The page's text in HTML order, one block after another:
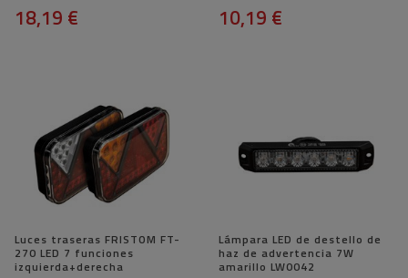
18,19 € 10,19 €
Luces traseras FRISTOM FT-
270 LED 7 funciones
izquierda+derecha
Lámpara LED de destello de
haz de advertencia 7W
amarillo LW0042